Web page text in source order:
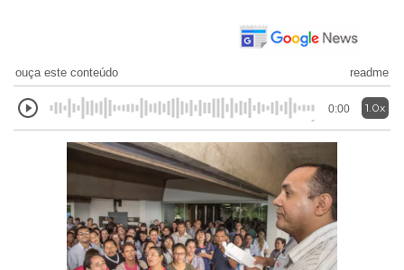
ouça este conteúdo readme
0:00 1.0x